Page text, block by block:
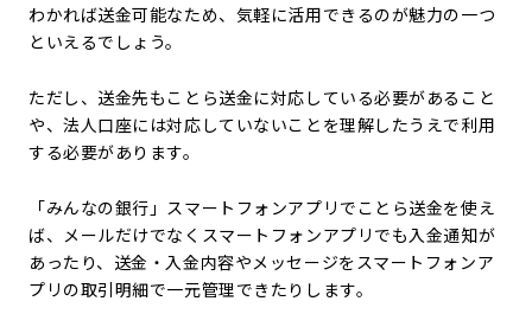
わかれば送金可能なため、気軽に活用できるのが魅力の一つ
といえるでしょう。
ただし、送金先もことら送金に対応している必要があること
や、法人口座には対応していないことを理解したうえで利用
する必要があります。
「みんなの銀行」スマートフォンアプリでことら送金を使え
ば、メールだけでなくスマートフォンアプリでも入金通知が
あったり、送金・入金内容やメッセージをスマートフォンア
プリの取引明細で一元管理できたりします。